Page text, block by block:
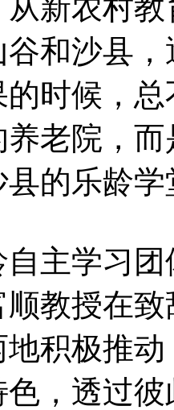
新农村
和沙县
时候，
老院，
的乐龄
学习团
教授在
积极推
，透过